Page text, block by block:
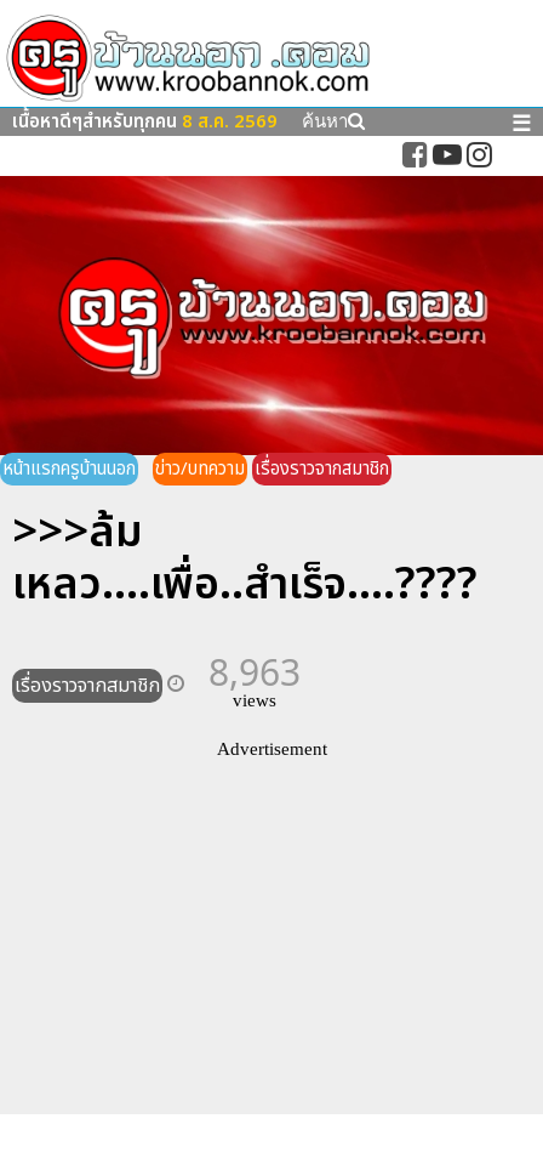
เนื้อหาดีๆสำหรับทุกคน 8 ส.ค. 2569 ค้นหา ☰
หน้าแรกครูบ้านนอก ข่าว/บทความ เรื่องราวจากสมาชิก
>>>ล้ม
เหลว....เพื่อ..สำเร็จ....????
เรื่องราวจากสมาชิก 8,963
views
Advertisement